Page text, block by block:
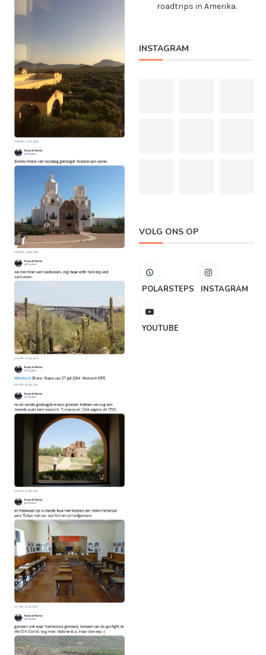
roadtrips in Amerika.
INSTAGRAM
VOLG ONS OP
POLARSTEPS INSTAGRAM
YOUTUBE